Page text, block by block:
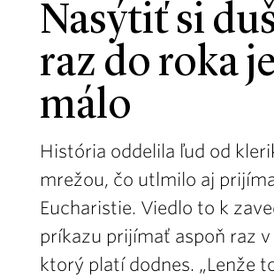
Nasýtiť si
raz do roka
málo
História oddelila ľud od
mrežou, čo utlmilo aj
Eucharistie. Viedlo to k
príkazu prijímať aspoň raz
ktorý platí dodnes. „Lenže